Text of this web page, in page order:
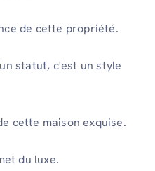
de cette propriété.
statut, c'est un style
cette maison exquise.
du luxe.